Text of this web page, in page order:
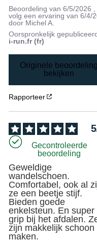
Beoordeling van6/5/2026
volg een ervaring van6/4/
door Michel A.
Oorspronkelijk
i-run.fr (fr)
Originele
bekijken
Rapporteer
5
Gecontroleerde
beoordeling
Geweldige
wandelschoen.
Comfortabel, ook al
ze een beetje stijf.
Bieden goede
enkelsteun. En super
grip bij het afdalen.
zijn makkelijk schoon
maken.